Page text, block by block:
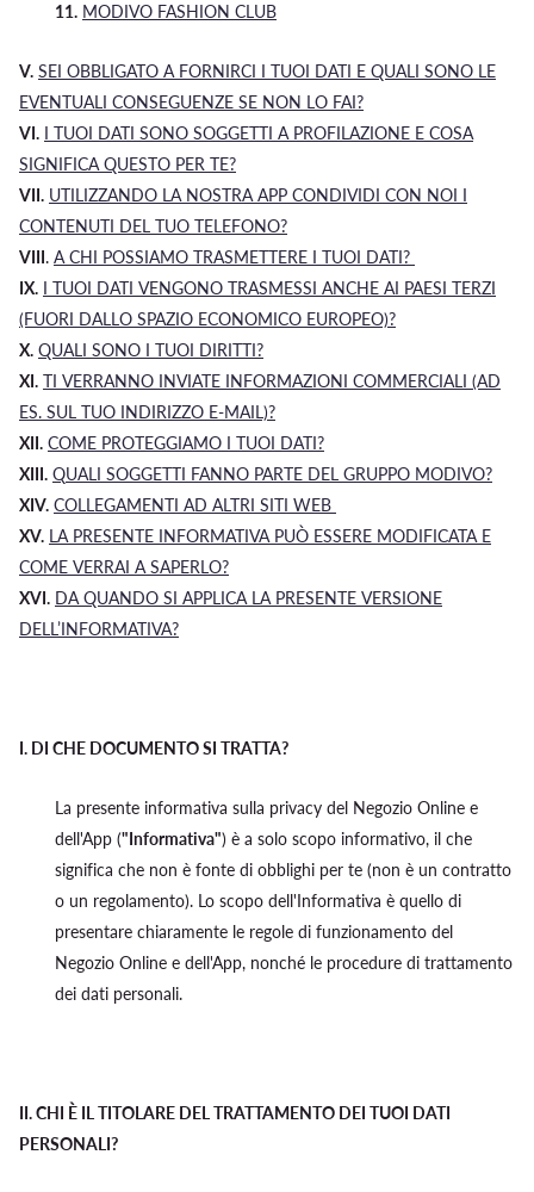
11. MODIVO FASHION CLUB
V. SEI OBBLIGATO A FORNIRCI I TUOI DATI E QUALI SONO LE
EVENTUALI CONSEGUENZE SE NON LO FAI?
VI. I TUOI DATI SONO SOGGETTI A PROFILAZIONE E COSA
SIGNIFICA QUESTO PER TE?
VII. UTILIZZANDO LA NOSTRA APP CONDIVIDI CON NOI I
CONTENUTI DEL TUO TELEFONO?
VIII. A CHI POSSIAMO TRASMETTERE I TUOI DATI?
IX. I TUOI DATI VENGONO TRASMESSI ANCHE AI PAESI TERZI
(FUORI DALLO SPAZIO ECONOMICO EUROPEO)?
X. QUALI SONO I TUOI DIRITTI?
XI. TI VERRANNO INVIATE INFORMAZIONI COMMERCIALI (AD
ES. SUL TUO INDIRIZZO E-MAIL)?
XII. COME PROTEGGIAMO I TUOI DATI?
XIII. QUALI SOGGETTI FANNO PARTE DEL GRUPPO MODIVO?
XIV. COLLEGAMENTI AD ALTRI SITI WEB
XV. LA PRESENTE INFORMATIVA PUÒ ESSERE MODIFICATA E
COME VERRAI A SAPERLO?
XVI. DA QUANDO SI APPLICA LA PRESENTE VERSIONE
DELL’INFORMATIVA?
I. DI CHE DOCUMENTO SI TRATTA?
La presente informativa sulla privacy del Negozio Online e
dell'App ("Informativa") è a solo scopo informativo, il che
significa che non è fonte di obblighi per te (non è un contratto
o un regolamento). Lo scopo dell'Informativa è quello di
presentare chiaramente le regole di funzionamento del
Negozio Online e dell'App, nonché le procedure di trattamento
dei dati personali.
II.CHI È IL TITOLARE DEL TRATTAMENTO DEI TUOI DATI
PERSONALI?